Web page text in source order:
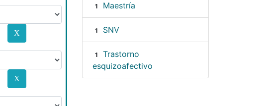
1 Maestría
1 SNV
1
Trastorno
esquizoafectivo